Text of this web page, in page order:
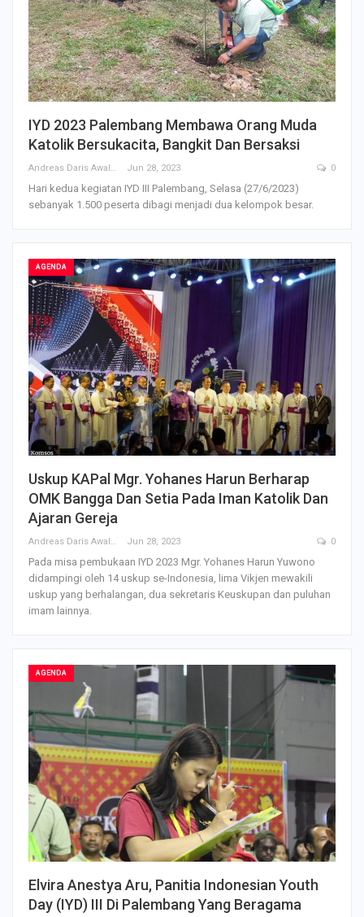
IYD 2023 Palembang Membawa Orang Muda
Katolik Bersukacita, Bangkit Dan Bersaksi
Andreas Daris Awalistyo Jun 28, 2023 0
Hari kedua kegiatan IYD III Palembang, Selasa (27/6/2023)
sebanyak 1.500 peserta dibagi menjadi dua kelompok besar.
AGENDA
Uskup KAPal Mgr. Yohanes Harun Berharap
OMK Bangga Dan Setia Pada Iman Katolik Dan
Ajaran Gereja
Andreas Daris Awalistyo Jun 28, 2023 0
Pada misa pembukaan IYD 2023 Mgr. Yohanes Harun Yuwono
didampingi oleh 14 uskup se-Indonesia, lima Vikjen mewakili
uskup yang berhalangan, dua sekretaris Keuskupan dan puluhan
imam lainnya.
AGENDA
Elvira Anestya Aru, Panitia Indonesian Youth
Day (IYD) III Di Palembang Yang Beragama